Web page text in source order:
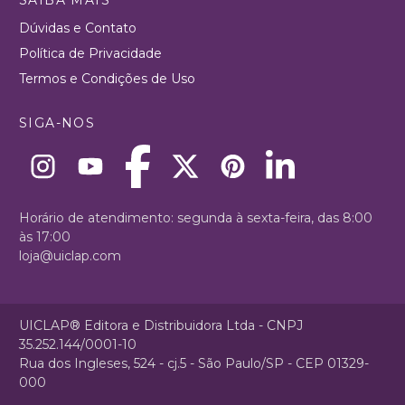
Dúvidas e Contato
Política de Privacidade
Termos e Condições de Uso
SIGA-NOS
Horário de atendimento: segunda à sexta-feira, das 8:00
às 17:00
loja@uiclap.com
UICLAP® Editora e Distribuidora Ltda - CNPJ
35.252.144/0001-10
Rua dos Ingleses, 524 - cj.5 - São Paulo/SP - CEP 01329-
000